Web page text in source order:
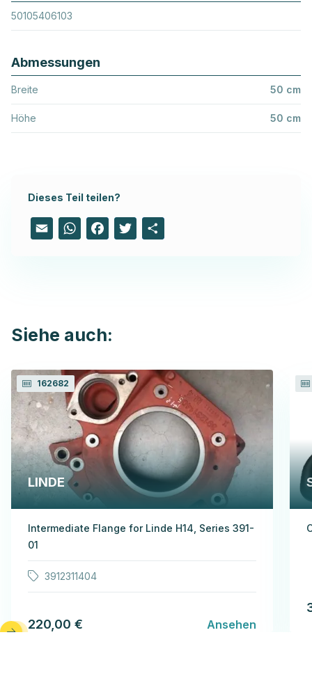
50105406103
Abmessungen
Breite 50 cm
Höhe 50 cm
Dieses Teil teilen?
Email WhatsAppFacebook
Twitter
Siehe auch:
162682
LINDE
Intermediate Flange for Linde H14, Series 391-
01
3912311404
220,00 € Ansehen